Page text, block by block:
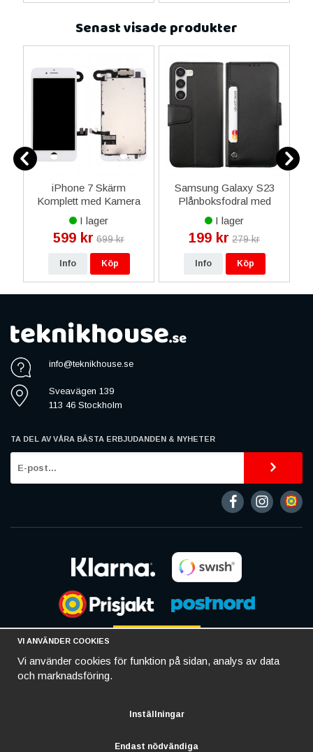
Senast visade produkter
iPhone 7 Skärm
Komplett med Kamera
och Smådelar - Vit
I lager
599 kr 699 kr
Info Köp
Samsung Galaxy S23
Plånboksfodral med
Extra Kortfack - Svart
I lager
199 kr 279 kr
Info Köp
info@teknikhouse.se
Sveavägen 139
113 46 Stockholm
TA DEL AV VÅRA BÄSTA ERBJUDANDEN & NYHETER
VI ANVÄNDER COOKIES
Vi använder cookies för funktion på sidan, analys av data
och marknadsföring.
Inställningar
Endast nödvändiga